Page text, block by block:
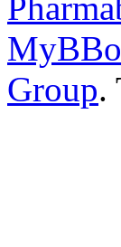
Group.